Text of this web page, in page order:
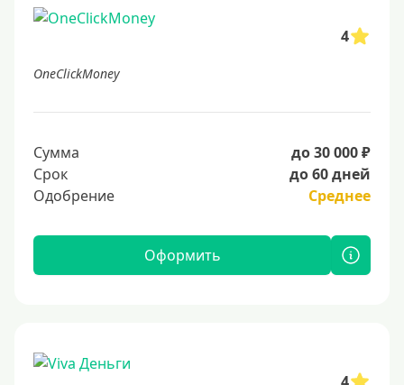
4
OneClickMoney
Сумма
до 30 000 ₽
Срок
до 60 дней
Одобрение
Среднее
Оформить